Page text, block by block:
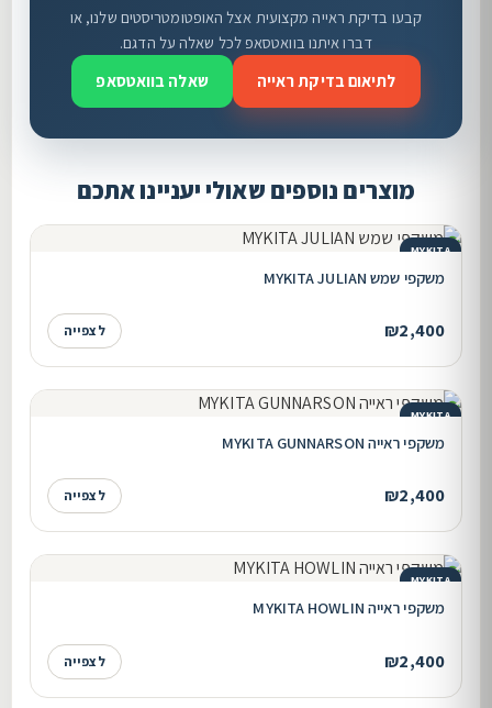
קבעו בדיקת ראייה מקצועית אצל האופטומטריסטים שלנו, או
דברו איתנו בוואטסאפ לכל שאלה על הדגם.
לתיאום בדיקת ראייה
שאלה בוואטסאפ
מוצרים נוספים שאולי יעניינו אתכם
MYKITA
משקפי שמש MYKITA JULIAN
₪2,400 לצפייה
MYKITA
משקפי ראייה MYKITA GUNNARSON
₪2,400 לצפייה
MYKITA
משקפי ראייה MYKITA HOWLIN
₪2,400 לצפייה